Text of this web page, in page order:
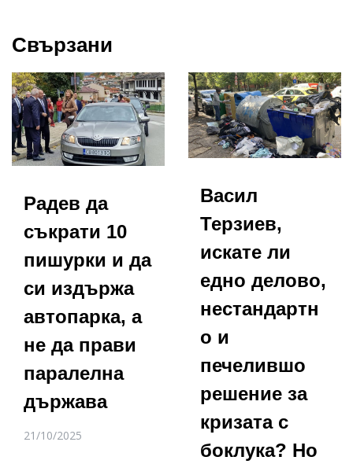
Свързани
Радев да
съкрати 10
пишурки и да
си издържа
автопарка, а
не да прави
паралелна
държава
21/10/2025
Васил
Терзиев,
искате ли
едно делово,
нестандартн
о и
печелившо
решение за
кризата с
боклука? Но